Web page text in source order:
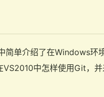
简单介绍了在Windows环
中怎样使用Git，